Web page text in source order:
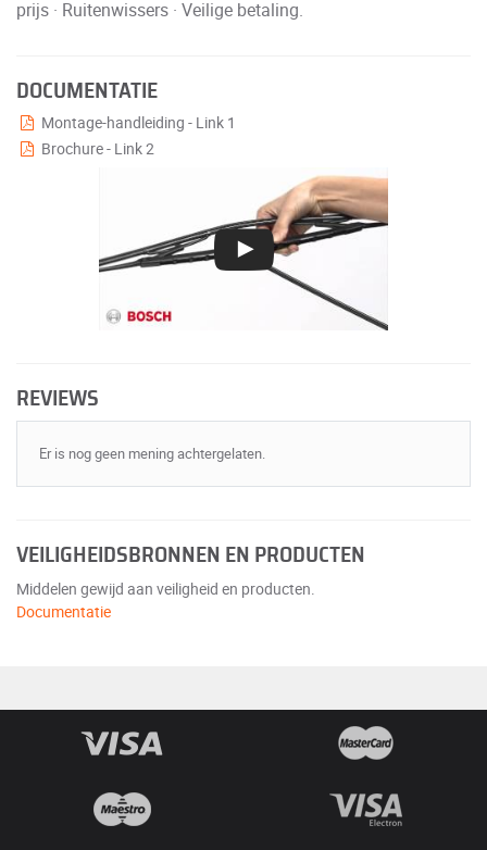
prijs · Ruitenwissers · Veilige betaling.
DOCUMENTATIE
Montage-handleiding - Link 1
Brochure - Link 2
REVIEWS
Er is nog geen mening achtergelaten.
VEILIGHEIDSBRONNEN EN PRODUCTEN
Middelen gewijd aan veiligheid en producten.
Documentatie